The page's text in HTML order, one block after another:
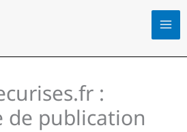
:
de publication